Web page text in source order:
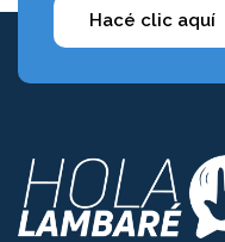
Hacé clic aquí